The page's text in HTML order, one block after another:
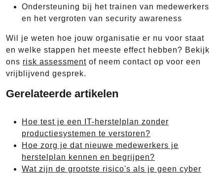
Ondersteuning bij het trainen van medewerkers
en het vergroten van security awareness
Wil je weten hoe jouw organisatie er nu voor staat
en welke stappen het meeste effect hebben? Bekijk
ons risk assessment of neem contact op voor een
vrijblijvend gesprek.
Gerelateerde artikelen
Hoe test je een IT-herstelplan zonder
productiesystemen te verstoren?
Hoe zorg je dat nieuwe medewerkers je
herstelplan kennen en begrijpen?
Wat zijn de grootste risico's als je geen cyber